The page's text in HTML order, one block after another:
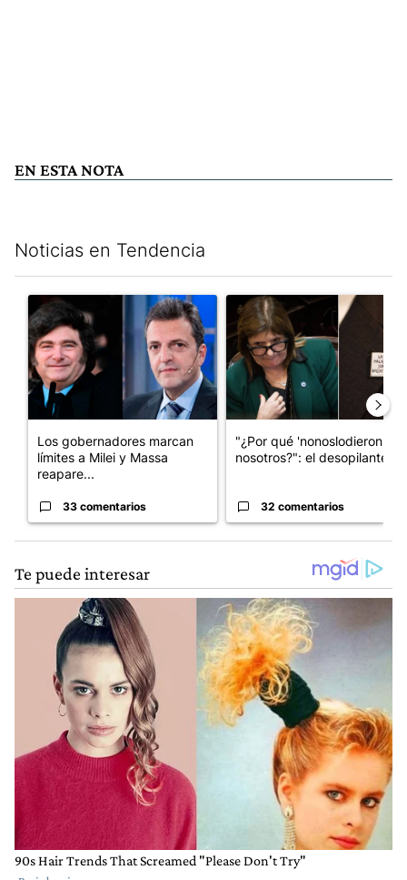
EN ESTA NOTA
Noticias en Tendencia
Un artículo de tendencia con el título "Los gobernadores
Los gobernadores marcan
límites a Milei y Massa
reapare...
33 comentarios
Un artículo de tendencia con
"¿Por qué 'nonoslodieron' a
nosotros?": el desopilante ...
32 comentarios